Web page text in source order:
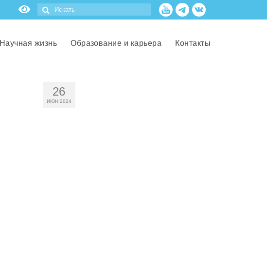
Научная жизнь Образование и карьера Контакты
26
ИЮН 2024